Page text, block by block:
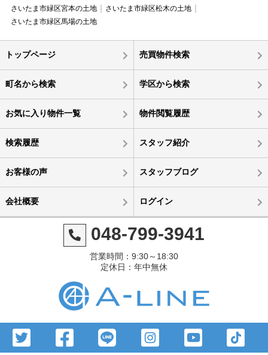
さいたま市緑区宮本の土地
さいたま市緑区松木の土地
さいたま市緑区馬場の土地
トップページ 売買物件検索
町名から検索 学区から検索
お気に入り物件一覧 物件閲覧履歴
検索履歴 スタッフ紹介
お客様の声 スタッフブログ
会社概要 ログイン
048-799-3941
営業時間：9:30～18:30
定休日：年中無休